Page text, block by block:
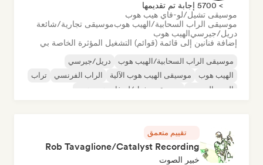
> 5700 إجابة تم تقديمها
موسيقى تشيل/لو-فاي هيب هوب
موسيقى الراب السحابية/الهيب هوبموسيقى تجارية/شائعة
دريل/جيرسيالهيب هوب
إضافة فنانين إلى قائمة (قوائم) التشغيل المؤثرة الخاصة بي
موسيقى الراب السحابية/الهيب هوب
دريل/جيرسي
الهيب هوب
موسيقى الهيب هوب الآلية الراب الفرنسي
تراب
البوب الحضري
موسيقى تشيل/لو-فاي هيب هوب
تقييم متعمق
Rob Tavaglione/Catalyst Recording
خبير الصوت